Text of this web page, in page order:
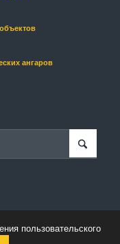
ангаров
-Enfold Theme by Kriesi
пользовательского